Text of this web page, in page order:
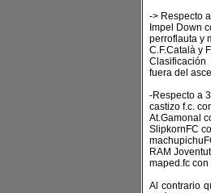
-> Respecto
Impel Down
perroflauta y
C.F.Català y
fuera del
-Respecto a
castizo f.c.
At.Gamonal
SlipkornFC
RAM
maped.fc
Al contrario